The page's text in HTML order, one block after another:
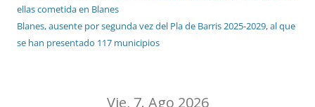
ellas cometida en Blanes
Blanes, ausente por segunda vez del Pla de Barris 2025-2029, al que
se han presentado 117 municipios